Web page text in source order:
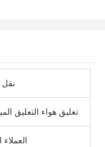
نقل
تعليق هواء التعليق